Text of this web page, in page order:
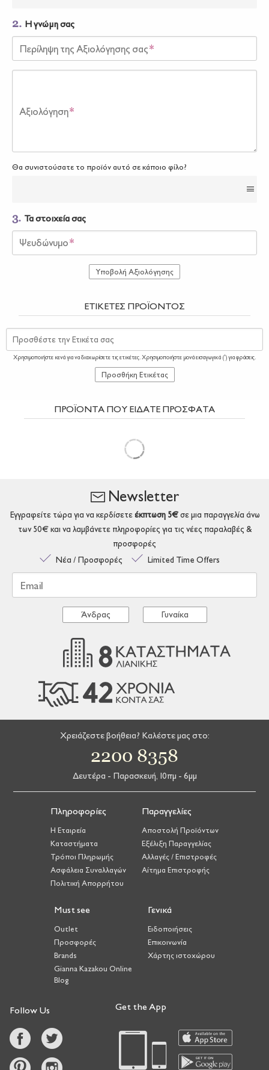
2. Η γνώμη σας
Περίληψη της Αξιολόγησης σας*
Αξιολόγηση*
Θα συνιστούσατε το προϊόν αυτό σε κάποιο φίλο?
3. Τα στοιχεία σας
Ψευδώνυμο*
Υποβολή Αξιολόγησης
ΕΤΙΚΈΤΕΣ ΠΡΟΪΌΝΤΟΣ
Προσθέστε την Ετικέτα σας
Χρησιμοποιήστε κενά για να διαχωρίσετε τις ετικέτες. Χρησιμοποιήστε μονά εισαγωγικά (') για φράσεις.
Προσθήκη Ετικέτας
ΠΡΟΪΟΝΤΑ ΠΟΥ ΕΙΔΑΤΕ ΠΡΟΣΦΑΤΑ
Newsletter
Εγγραφείτε τώρα για να κερδίσετεέκπτωση 5€σε μια παραγγελία άνω
των 50€ και να λαμβάνετε πληροφορίες για τις νέες παραλαβές &
προσφορές
Νέα / Προσφορές
Limited Time Offers
Email
Άνδρας Γυναίκα
Χρειάζεστε βοήθεια? Καλέστε μας στο:
2200 8358
Δευτέρα - Παρασκευή, 10πμ - 6μμ
Πληροφορίες
Η Εταιρεία
Καταστήματα
Τρόποι Πληρωμής
Ασφάλεια Συναλλαγών
Πολιτική Απορρήτου
Παραγγελίες
Αποστολή Προϊόντων
Εξέλιξη Παραγγελίας
Αλλαγές / Επιστροφές
Αίτημα Επιστροφής
Must see
Outlet
Προσφορές
Brands
Gianna Kazakou Online
Blog
Γενικά
Ειδοποιήσεις
Επικοινωνία
Χάρτης ιστοχώρου
Follow Us Get the App